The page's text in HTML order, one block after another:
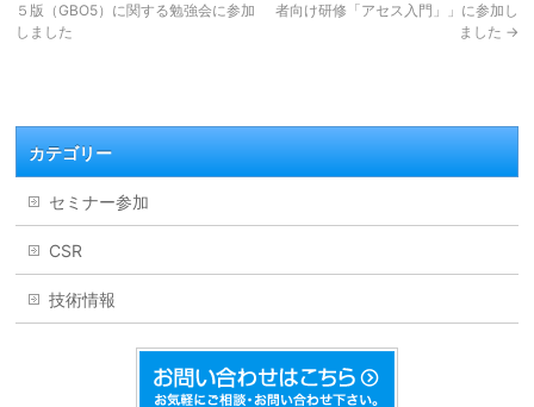
５版（GBO5）に関する勉強会に参加
しました
者向け研修「アセス入門」」に参加し
ました →
カテゴリー
セミナー参加
CSR
技術情報